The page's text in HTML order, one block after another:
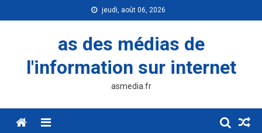
to
jeudi, août 06, 2026
as des médias de
l'information sur internet
asmedia.fr
Menu